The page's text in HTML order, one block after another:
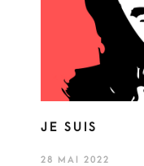
JE SUIS
28 MAI 2022